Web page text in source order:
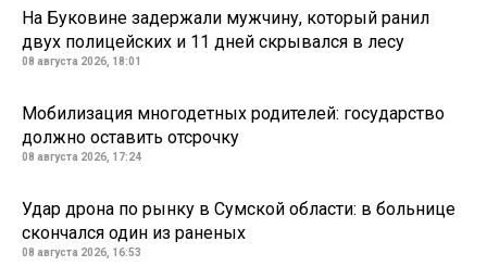
На Буковине задержали мужчину, который ранил
двух полицейских и 11 дней скрывался в лесу
08 августа 2026, 18:01
Мобилизация многодетных родителей: государство
должно оставить отсрочку
08 августа 2026, 17:24
Удар дрона по рынку в Сумской области: в больнице
скончался один из раненых
08 августа 2026, 16:53